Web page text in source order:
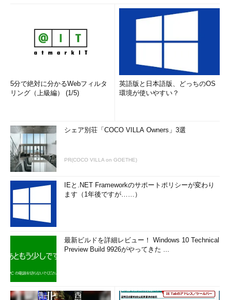
5分で絶対に分かるWebフィルタ
リング（上級編） (1/5)
英語版と日本語版、どっちのOS
環境が使いやすい？
シェア別荘「COCO VILLA Owners」3選
PR(COCO VILLA on GOETHE)
IEと.NET Frameworkのサポートポリシーが変わり
ます（1年後ですが……）
最新ビルドを詳細レビュー！ Windows 10 Technical
Preview Build 9926がやってきた ...